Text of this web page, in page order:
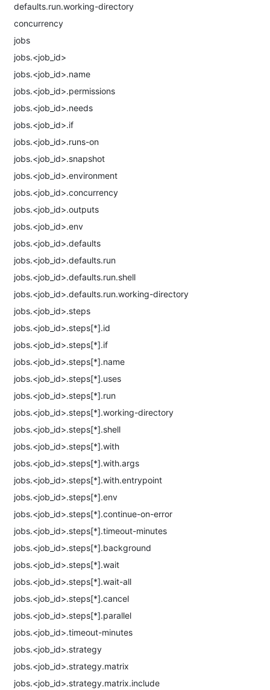
defaults.run.working-directory
concurrency
jobs
jobs.<job_id>
jobs.<job_id>.name
jobs.<job_id>.permissions
jobs.<job_id>.needs
jobs.<job_id>.if
jobs.<job_id>.runs-on
jobs.<job_id>.snapshot
jobs.<job_id>.environment
jobs.<job_id>.concurrency
jobs.<job_id>.outputs
jobs.<job_id>.env
jobs.<job_id>.defaults
jobs.<job_id>.defaults.run
jobs.<job_id>.defaults.run.shell
jobs.<job_id>.defaults.run.working-directory
jobs.<job_id>.steps
jobs.<job_id>.steps[*].id
jobs.<job_id>.steps[*].if
jobs.<job_id>.steps[*].name
jobs.<job_id>.steps[*].uses
jobs.<job_id>.steps[*].run
jobs.<job_id>.steps[*].working-directory
jobs.<job_id>.steps[*].shell
jobs.<job_id>.steps[*].with
jobs.<job_id>.steps[*].with.args
jobs.<job_id>.steps[*].with.entrypoint
jobs.<job_id>.steps[*].env
jobs.<job_id>.steps[*].continue-on-error
jobs.<job_id>.steps[*].timeout-minutes
jobs.<job_id>.steps[*].background
jobs.<job_id>.steps[*].wait
jobs.<job_id>.steps[*].wait-all
jobs.<job_id>.steps[*].cancel
jobs.<job_id>.steps[*].parallel
jobs.<job_id>.timeout-minutes
jobs.<job_id>.strategy
jobs.<job_id>.strategy.matrix
jobs.<job_id>.strategy.matrix.include